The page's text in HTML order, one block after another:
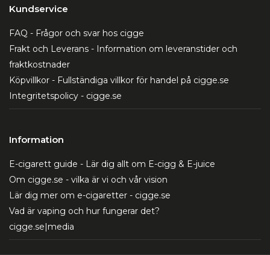
Kundservice
FAQ - Frågor och svar hos cigge
Frakt och Leverans - Information om leveranstider och
fraktkostnader
Köpvillkor - Fullständiga villkor för handel på cigge.se
Integritetspolicy - cigge.se
Information
E-cigarett guide - Lär dig allt om E-cigg & E-juice
Om cigge.se - vilka är vi och vår vision
Lär dig mer om e-cigaretter - cigge.se
Vad är vaping och hur fungerar det?
cigge.se|media